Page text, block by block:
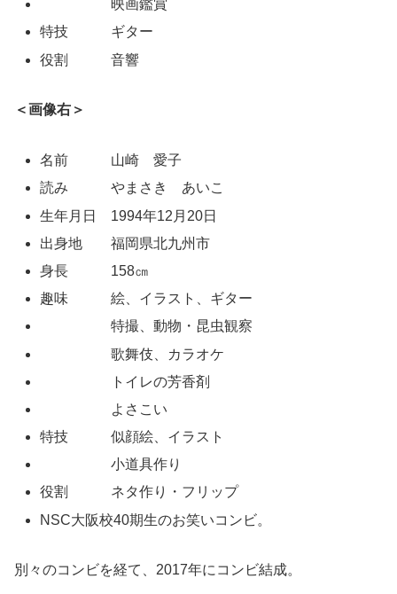
映画鑑賞
特技 ギター
役割 音響
＜画像右＞
名前 山崎 愛子
読み やまさき あいこ
生年月日 1994年12月20日
出身地 福岡県北九州市
身長 158㎝
趣味 絵、イラスト、ギター
特撮、動物・昆虫観察
歌舞伎、カラオケ
トイレの芳香剤
よさこい
特技 似顔絵、イラスト
小道具作り
役割 ネタ作り・フリップ
NSC大阪校40期生のお笑いコンビ。
別々のコンビを経て、2017年にコンビ結成。